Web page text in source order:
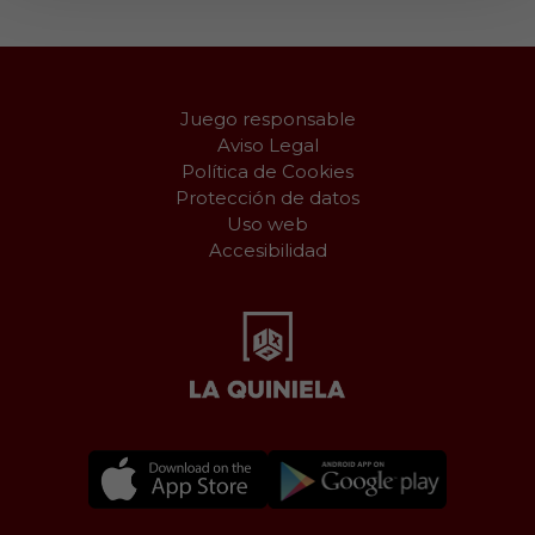
Juego responsable
Aviso Legal
Política de Cookies
Protección de datos
Uso web
Accesibilidad